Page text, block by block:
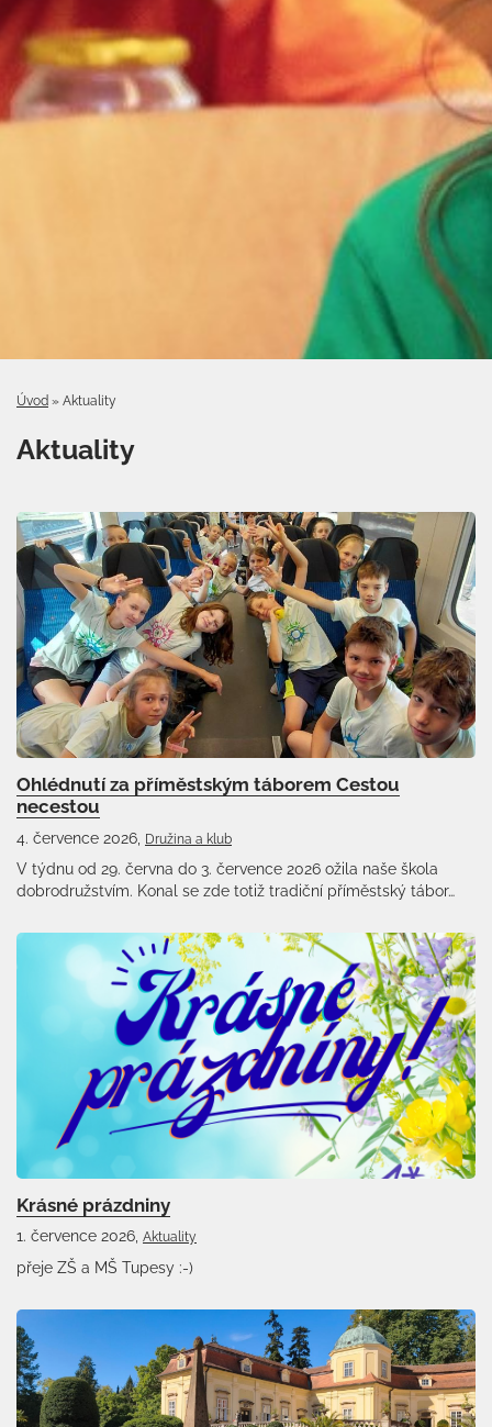
Úvod » Aktuality
Aktuality
Ohlédnutí za příměstským táborem Cestou
necestou
4. července 2026, Družina a klub
V týdnu od 29. června do 3. července 2026 ožila naše škola
dobrodružstvím. Konal se zde totiž tradiční příměstský tábor…
Krásné prázdniny
1. července 2026, Aktuality
přeje ZŠ a MŠ Tupesy :-)